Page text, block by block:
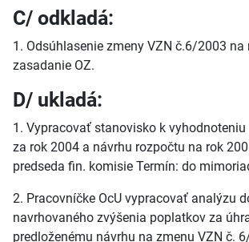
C/ odkladá:
1. Odsúhlasenie zmeny VZN č.6/2003
zasadanie OZ.
D/ ukladá:
1. Vypracovať stanovisko k
za rok 2004 a návrhu rozpočtu na rok
predseda fin. komisie Termín: do
2. Pracovníčke OcU vypracovať analýzu
navrhovaného zvýšenia poplatkov za
predloženému návrhu na zmenu VZN č.